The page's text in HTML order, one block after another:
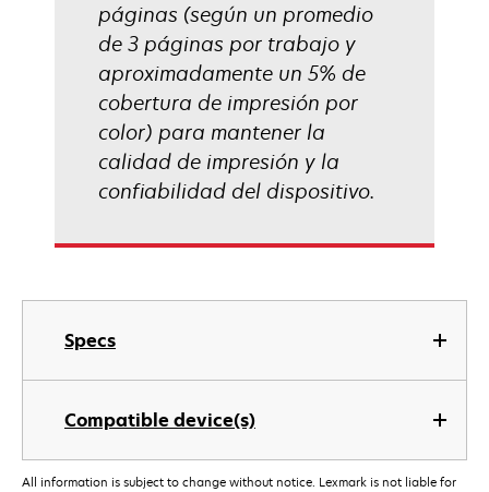
Specs
Compatible device(s)
páginas (según un promedio
de 3 páginas por trabajo y
aproximadamente un 5% de
cobertura de impresión por
color) para mantener la
calidad de impresión y la
confiabilidad del dispositivo.
All information is subject to change without notice. Lexmark is not liable for